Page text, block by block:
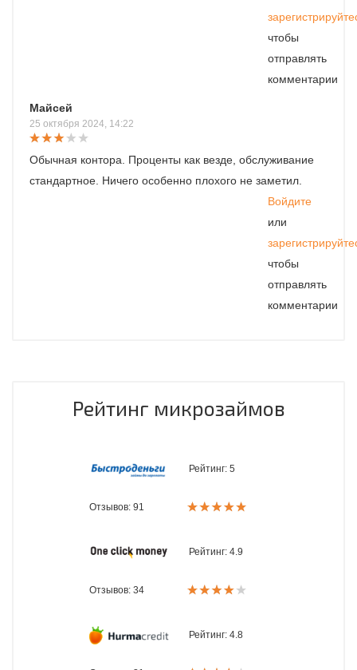
чтобы
отправлять
комментарии
Майсей
25 октября 2024, 14:22
Обычная контора. Проценты как везде, обслуживание
стандартное. Ничего особенно плохого не заметил.
Войдите
или
чтобы
отправлять
комментарии
Рейтинг микрозаймов
Рейтинг: 5
Отзывов: 91
Рейтинг: 4.9
Отзывов: 34
Рейтинг: 4.8